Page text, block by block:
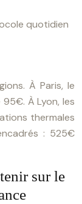
quotidien
À Paris, le
À Lyon, les
thermales
: 525€
sur le